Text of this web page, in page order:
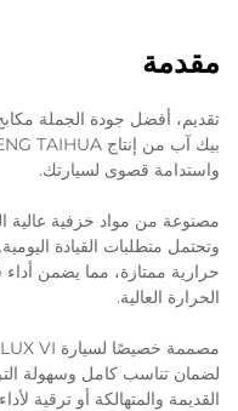
مقدمة
واستدامة قصوى لسيارتك.
مصنوعة من مواد خزفية عالية
وتحتمل متطلبات القيادة
حرارية ممتازة، مما يضمن
الحرارة العالية.
لضمان تناسب كامل وسهولة
القديمة والمتهالكة أو ترقية